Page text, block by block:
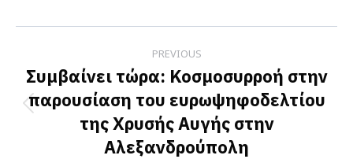
Facebook
X
LinkedIn
navigation
PREVIOUS
Previous
post:
Συμβαίνει τώρα: Κοσμοσυρροή στην
παρουσίαση του ευρωψηφοδελτίου
της Χρυσής Αυγής στην
Αλεξανδρούπολη